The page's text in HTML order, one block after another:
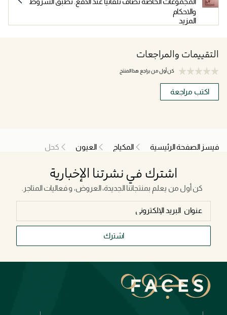
والاحكام
المزيد
التقييمات والمراجعات
كن أول من يراجع هذا المنتج
اكتب مراجعة
فيسز الصفحة الرئيسية المكياج العيون كحل
اشترك في نشرتنا الإخبارية
كن أول من يعلم بمنتجاتنا الجديدة، العروض، و فعاليات المتاجر.
اشترك